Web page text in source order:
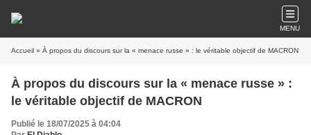
MENU
Accueil » À propos du discours sur la « menace russe » : le véritable objectif de MACRON
À propos du discours sur la « menace russe » :
le véritable objectif de MACRON
Publié le 18/07/2025 à 04:04